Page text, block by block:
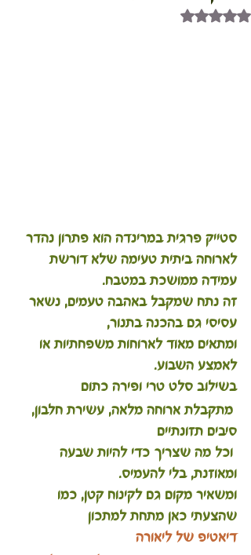
דירוג של NaN מתוך 5 כוכבים
סטייק פרגית במרינדה הוא פתרון נהדר
לארוחה ביתית טעימה שלא דורשת
עמידה ממושכת במטבח.
זה נתח שמקבל באהבה טעמים, נשאר
עסיסי גם בהכנה בתנור,
ומתאים מאוד לארוחות משפחתיות או
לאמצע השבוע.
בשילוב סלט טרי ופירה כתום
מתקבלת ארוחה מלאה, עשירת חלבון,
סיבים תזונתיים
וכל מה שצריך כדי להיות שבעה
ומאוזנת, בלי להעמיס.
ומשאיר מקום גם לקינוח קטן, כמו
שהצעתי כאן מתחת למתכון
דיאטיפ של ליאורה